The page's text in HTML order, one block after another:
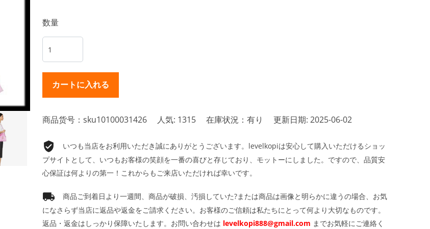
数量
商品货号：sku10100031426 人気: 1315 在庫状況：有り 更新日期: 2025-06-02
いつも当店をお利用いただき誠にありがとうございます。levelkopiは安心して購入いただけるショッ
プサイトとして、いつもお客様の笑顔を一番の喜びと存じており、モットーにしました。ですので、品質安
心保証は何よりの第一！これからもご来店いただければ幸いです。
商品ご到着日より一週間、商品が破損、汚損していた?または商品は画像と明らかに違うの場合、お気
になさらず当店に返品や返金をご請求ください。お客様のご信頼は私たちにとって何より大切なものです。
返品・返金はしっかり保障いたします。お問い合わせは levelkopi888@gmail.com までお気軽にご連絡く